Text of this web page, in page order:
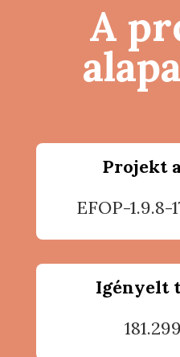
A
Projekt
EFOP-1.9.8-
Igényelt